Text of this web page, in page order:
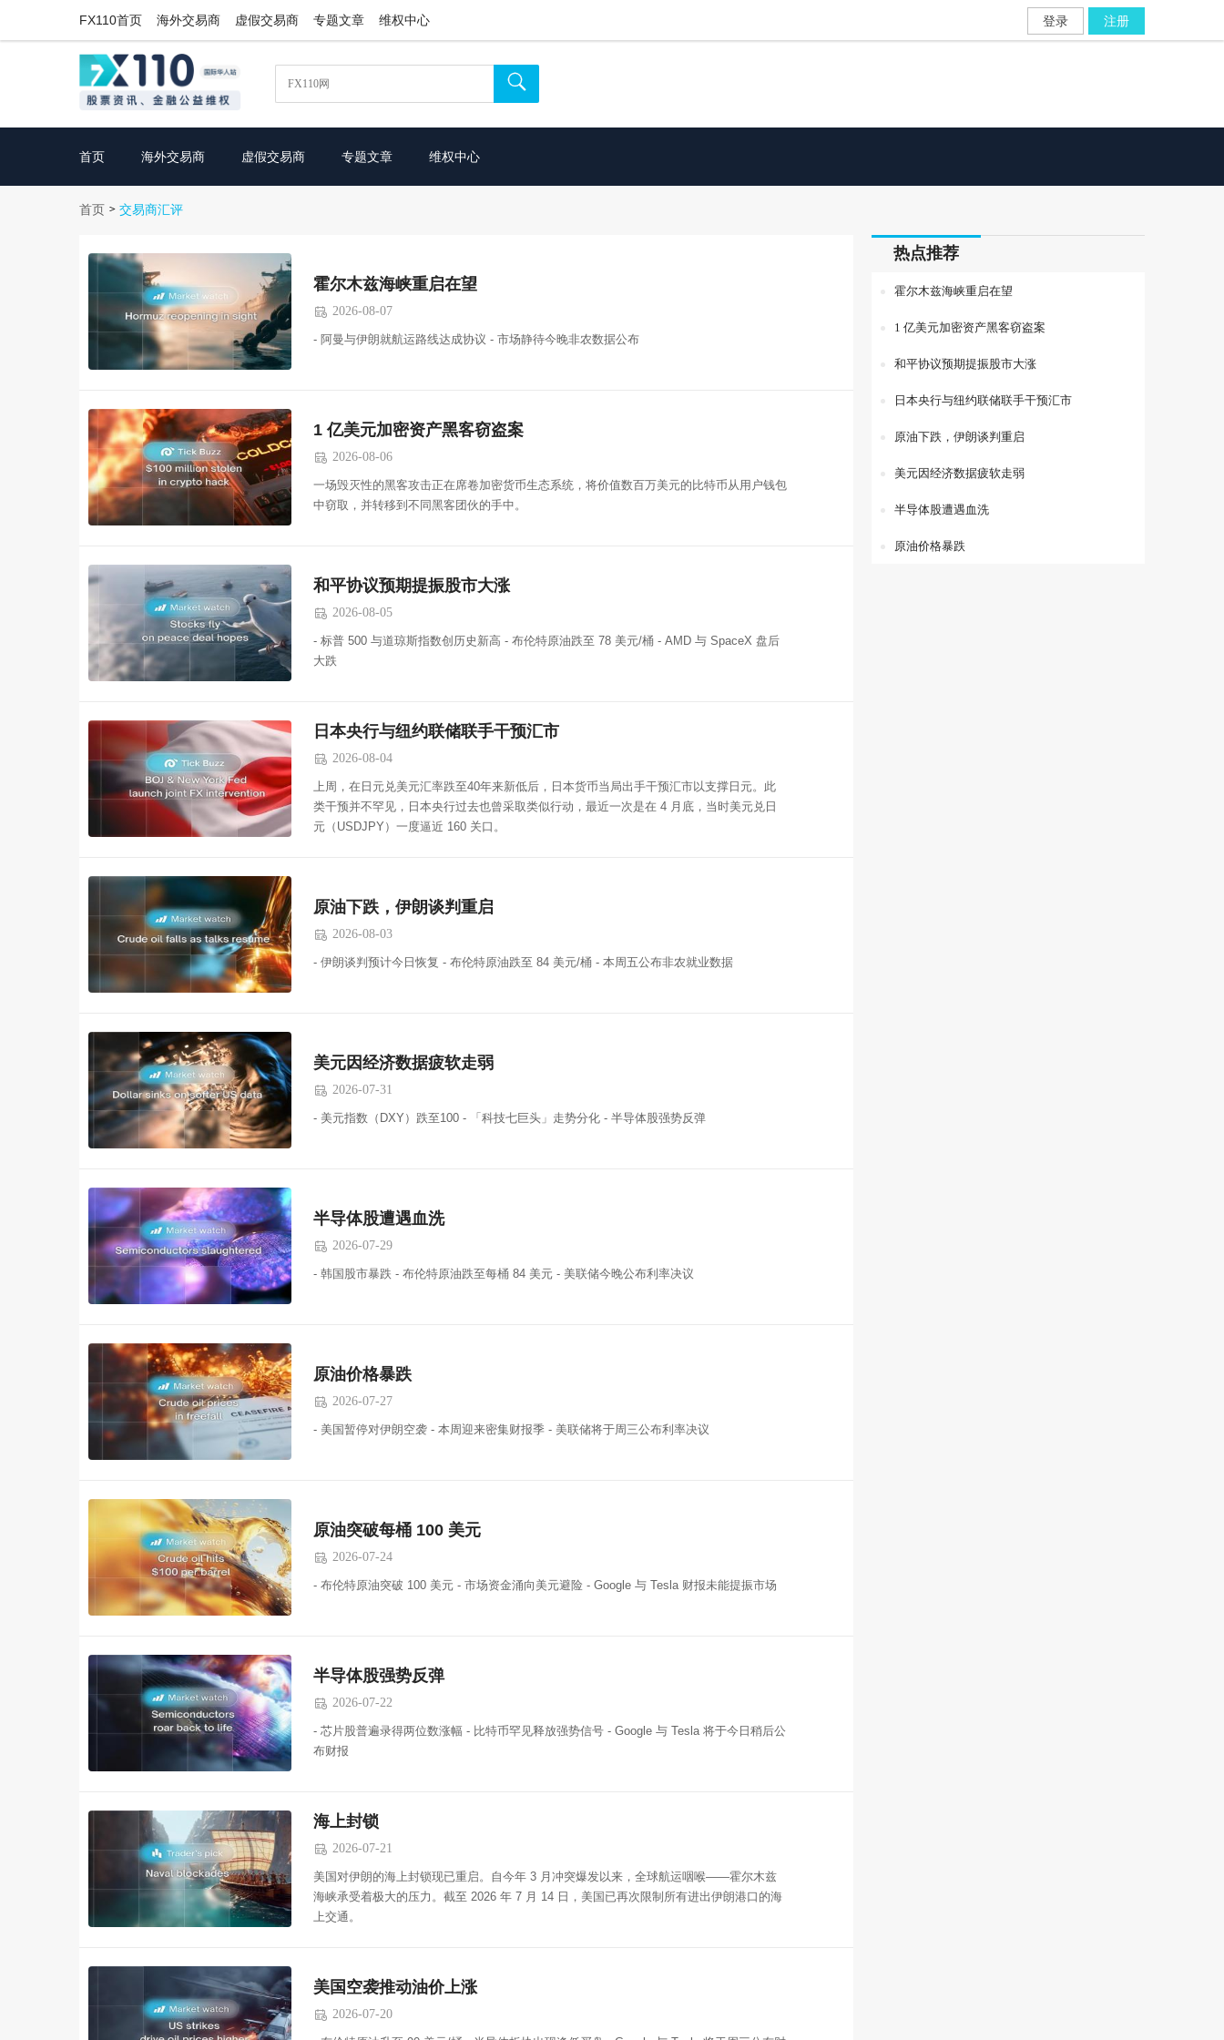
FX110首页 海外交易商 虚假交易商 专题文章 维权中心 登录 注册

首页 海外交易商 虚假交易商 专题文章 维权中心
首页 > 交易商汇评
霍尔木兹海峡重启在望
 2026-08-07
- 阿曼与伊朗就航运路线达成协议 - 市场静待今晚非农数据公布
1 亿美元加密资产黑客窃盗案
 2026-08-06
一场毁灭性的黑客攻击正在席卷加密货币生态系统，将价值数百万美元的比特币从用户钱包
中窃取，并转移到不同黑客团伙的手中。
和平协议预期提振股市大涨
 2026-08-05
- 标普 500 与道琼斯指数创历史新高 - 布伦特原油跌至 78 美元/桶 - AMD 与 SpaceX 盘后
大跌
日本央行与纽约联储联手干预汇市
 2026-08-04
上周，在日元兑美元汇率跌至40年来新低后，日本货币当局出手干预汇市以支撑日元。此
类干预并不罕见，日本央行过去也曾采取类似行动，最近一次是在 4 月底，当时美元兑日
元（USDJPY）一度逼近 160 关口。
原油下跌，伊朗谈判重启
 2026-08-03
- 伊朗谈判预计今日恢复 - 布伦特原油跌至 84 美元/桶 - 本周五公布非农就业数据
美元因经济数据疲软走弱
 2026-07-31
- 美元指数（DXY）跌至100 - 「科技七巨头」走势分化 - 半导体股强势反弹
半导体股遭遇血洗
 2026-07-29
- 韩国股市暴跌 - 布伦特原油跌至每桶 84 美元 - 美联储今晚公布利率决议
原油价格暴跌
 2026-07-27
- 美国暂停对伊朗空袭 - 本周迎来密集财报季 - 美联储将于周三公布利率决议
原油突破每桶 100 美元
 2026-07-24
- 布伦特原油突破 100 美元 - 市场资金涌向美元避险 - Google 与 Tesla 财报未能提振市场
半导体股强势反弹
 2026-07-22
- 芯片股普遍录得两位数涨幅 - 比特币罕见释放强势信号 - Google 与 Tesla 将于今日稍后公
布财报
海上封锁
 2026-07-21
美国对伊朗的海上封锁现已重启。自今年 3 月冲突爆发以来，全球航运咽喉——霍尔木兹
海峡承受着极大的压力。截至 2026 年 7 月 14 日，美国已再次限制所有进出伊朗港口的海
上交通。
美国空袭推动油价上涨
 2026-07-20
热点推荐
霍尔木兹海峡重启在望
1 亿美元加密资产黑客窃盗案
和平协议预期提振股市大涨
日本央行与纽约联储联手干预汇市
原油下跌，伊朗谈判重启
美元因经济数据疲软走弱
半导体股遭遇血洗
原油价格暴跌